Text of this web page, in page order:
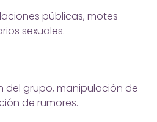
públicas, motes
sexuales.
del grupo, manipulación de
de rumores.